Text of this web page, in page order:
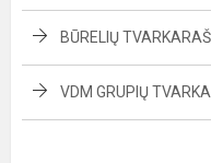
BŪRELIŲ
VDM GRUPIŲ